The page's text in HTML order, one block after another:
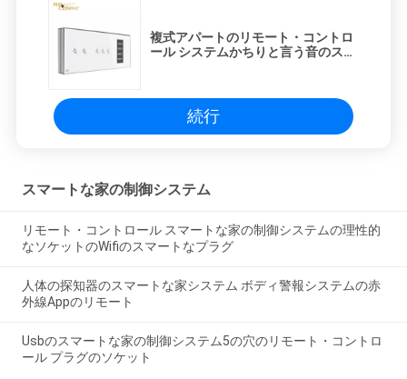
複式アパートのリモート・コントロ
ール システムかちりと言う音のスマ
続行
スマートな家の制御システム
リモート・コントロール スマートな家の制御システムの理性的
なソケットのWifiのスマートなプラグ
人体の探知器のスマートな家システム ボディ警報システムの赤
外線Appのリモート
Usbのスマートな家の制御システム5の穴のリモート・コントロ
ール プラグのソケット